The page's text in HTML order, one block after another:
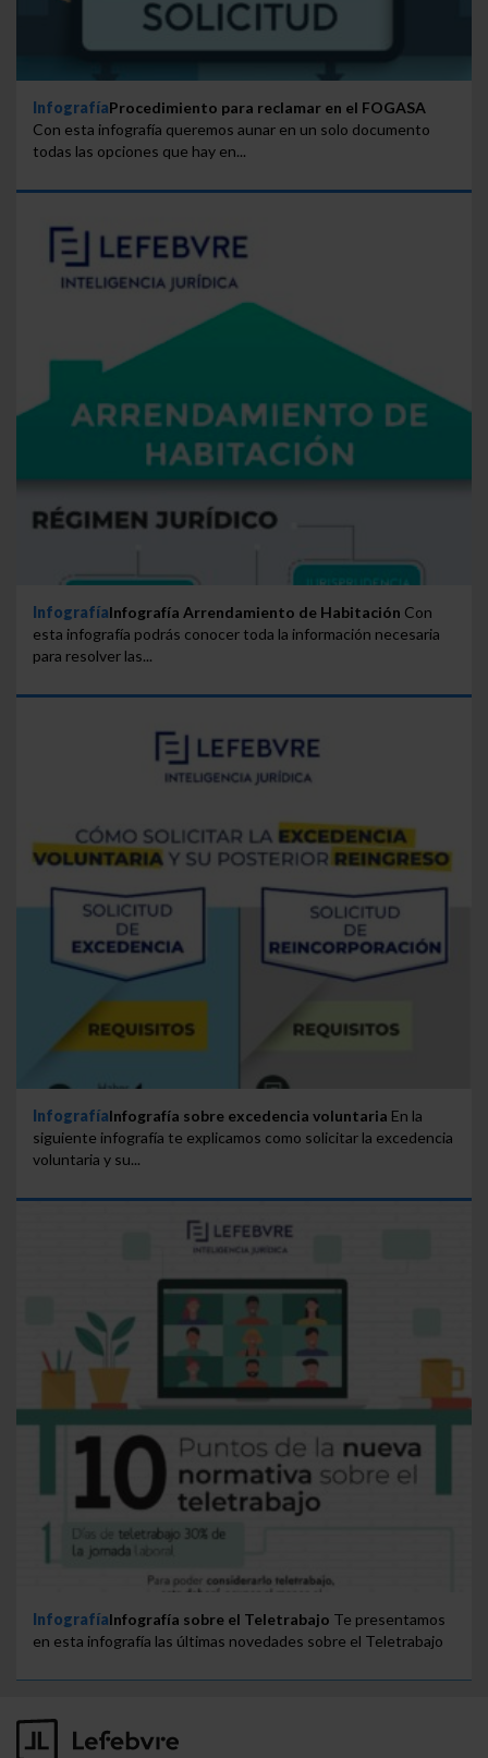
InfografíaProcedimiento para reclamar en el FOGASA
Con esta infografía queremos aunar en un solo documento
todas las opciones que hay en...
InfografíaInfografía Arrendamiento de Habitación Con
esta infografía podrás conocer toda la información necesaria
para resolver las...
InfografíaInfografía sobre excedencia voluntaria En la
siguiente infografía te explicamos como solicitar la excedencia
voluntaria y su...
InfografíaInfografía sobre el Teletrabajo Te presentamos
en esta infografía las últimas novedades sobre el Teletrabajo